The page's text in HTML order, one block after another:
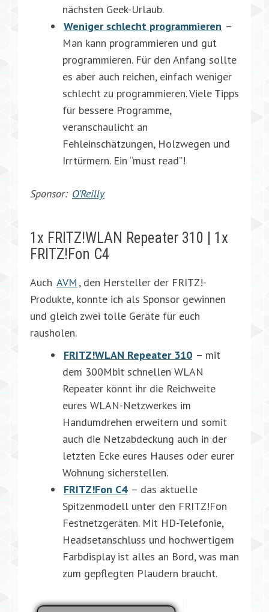
nächsten Geek-Urlaub.
Weniger schlecht programmieren –
Man kann programmieren und gut
programmieren. Für den Anfang sollte
es aber auch reichen, einfach weniger
schlecht zu programmieren. Viele Tipps
für bessere Programme,
veranschaulicht an
Fehleinschätzungen, Holzwegen und
Irrtürmern. Ein “must read”!
Sponsor: O’Reilly
1x FRITZ!WLAN Repeater 310 | 1x
FRITZ!Fon C4
Auch AVM , den Hersteller der FRITZ!-
Produkte, konnte ich als Sponsor gewinnen
und gleich zwei tolle Geräte für euch
rausholen.
FRITZ!WLAN Repeater 310 – mit
dem 300Mbit schnellen WLAN
Repeater könnt ihr die Reichweite
eures WLAN-Netzwerkes im
Handumdrehen erweitern und somit
auch die Netzabdeckung auch in der
letzten Ecke eures Hauses oder eurer
Wohnung sicherstellen.
FRITZ!Fon C4 – das aktuelle
Spitzenmodell unter den FRITZ!Fon
Festnetzgeräten. Mit HD-Telefonie,
Headsetanschluss und hochwertigem
Farbdisplay ist alles an Bord, was man
zum gepflegten Plaudern braucht.